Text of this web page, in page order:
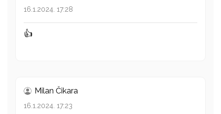
16.1.2024. 17:28
👍
Milan Čikara
16.1.2024. 17:23